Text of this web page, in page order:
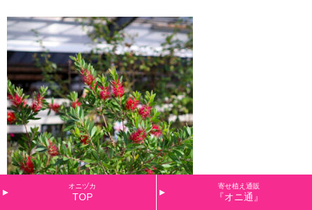
オニヅカ
TOP
寄せ植え通販
『オニ通』